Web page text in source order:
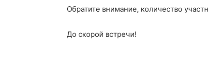
Обратите внимание, количество
До скорой встречи!